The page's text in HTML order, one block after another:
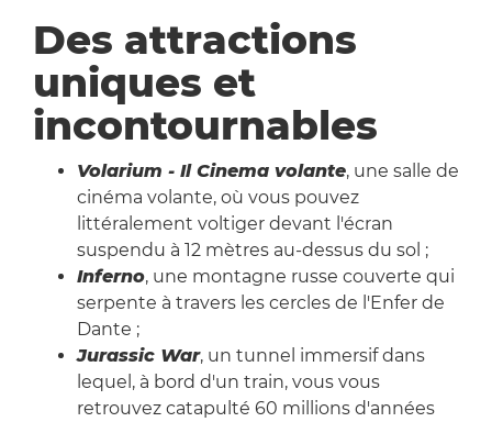
Des attractions
uniques et
incontournables
Volarium - Il Cinema volante, une salle de
cinéma volante, où vous pouvez
littéralement voltiger devant l'écran
suspendu à 12 mètres au-dessus du sol ;
Inferno, une montagne russe couverte qui
serpente à travers les cercles de l'Enfer de
Dante ;
Jurassic War, un tunnel immersif dans
lequel, à bord d'un train, vous vous
retrouvez catapulté 60 millions d'années